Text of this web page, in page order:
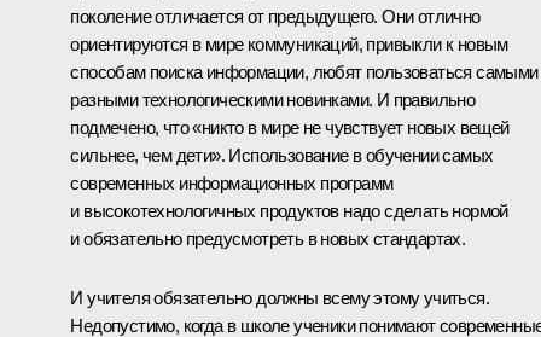
поколение отличается от предыдущего. Они отлично
ориентируются в мире коммуникаций, привыкли к новым
способам поиска информации, любят пользоваться самыми
разными технологическими новинками. И правильно
подмечено, что «никто в мире не чувствует новых вещей
сильнее, чем дети». Использование в обучении самых
современных информационных программ
и высокотехнологичных продуктов надо сделать нормой
и обязательно предусмотреть в новых стандартах.
И учителя обязательно должны всему этому учиться.
Недопустимо, когда в школе ученики понимают